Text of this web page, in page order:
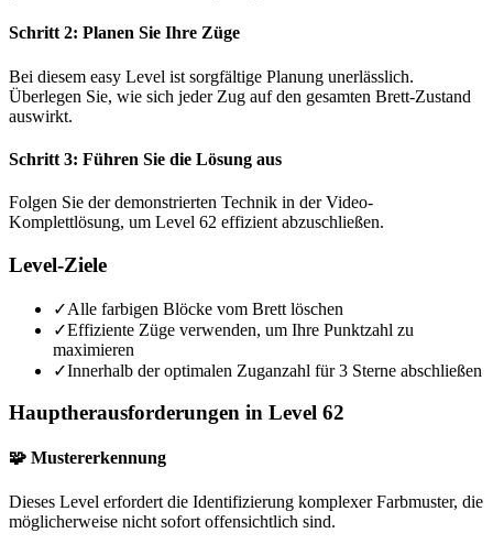
Schritt 2: Planen Sie Ihre Züge
Bei diesem easy Level ist sorgfältige Planung unerlässlich.
Überlegen Sie, wie sich jeder Zug auf den gesamten Brett-Zustand
auswirkt.
Schritt 3: Führen Sie die Lösung aus
Folgen Sie der demonstrierten Technik in der Video-
Komplettlösung, um Level 62 effizient abzuschließen.
Level-Ziele
✓Alle farbigen Blöcke vom Brett löschen
✓Effiziente Züge verwenden, um Ihre Punktzahl zu
maximieren
✓Innerhalb der optimalen Zuganzahl für 3 Sterne abschließen
Hauptherausforderungen in Level 62
🧩 Mustererkennung
Dieses Level erfordert die Identifizierung komplexer Farbmuster, die
möglicherweise nicht sofort offensichtlich sind.